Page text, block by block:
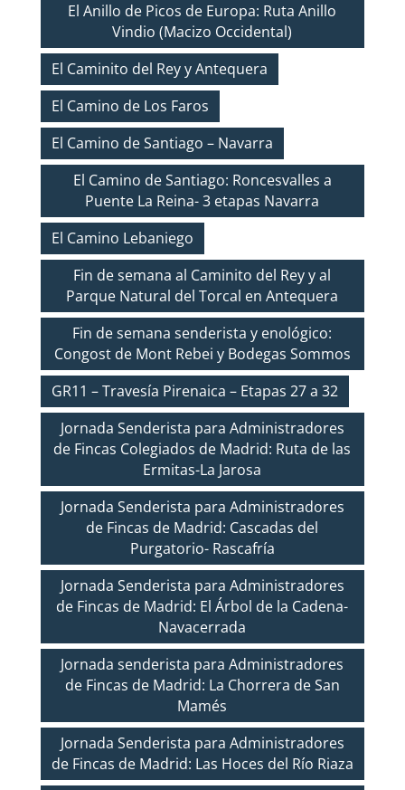
El Anillo de Picos de Europa: Ruta Anillo
Vindio (Macizo Occidental)
El Caminito del Rey y Antequera
El Camino de Los Faros
El Camino de Santiago – Navarra
El Camino de Santiago: Roncesvalles a
Puente La Reina- 3 etapas Navarra
El Camino Lebaniego
Fin de semana al Caminito del Rey y al
Parque Natural del Torcal en Antequera
Fin de semana senderista y enológico:
Congost de Mont Rebei y Bodegas Sommos
GR11 – Travesía Pirenaica – Etapas 27 a 32
Jornada Senderista para Administradores
de Fincas Colegiados de Madrid: Ruta de las
Ermitas-La Jarosa
Jornada Senderista para Administradores
de Fincas de Madrid: Cascadas del
Purgatorio- Rascafría
Jornada Senderista para Administradores
de Fincas de Madrid: El Árbol de la Cadena-
Navacerrada
Jornada senderista para Administradores
de Fincas de Madrid: La Chorrera de San
Mamés
Jornada Senderista para Administradores
de Fincas de Madrid: Las Hoces del Río Riaza